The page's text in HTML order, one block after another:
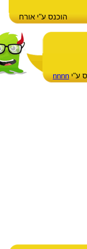
הוכנס ע"י אורח
ע"י nnnn